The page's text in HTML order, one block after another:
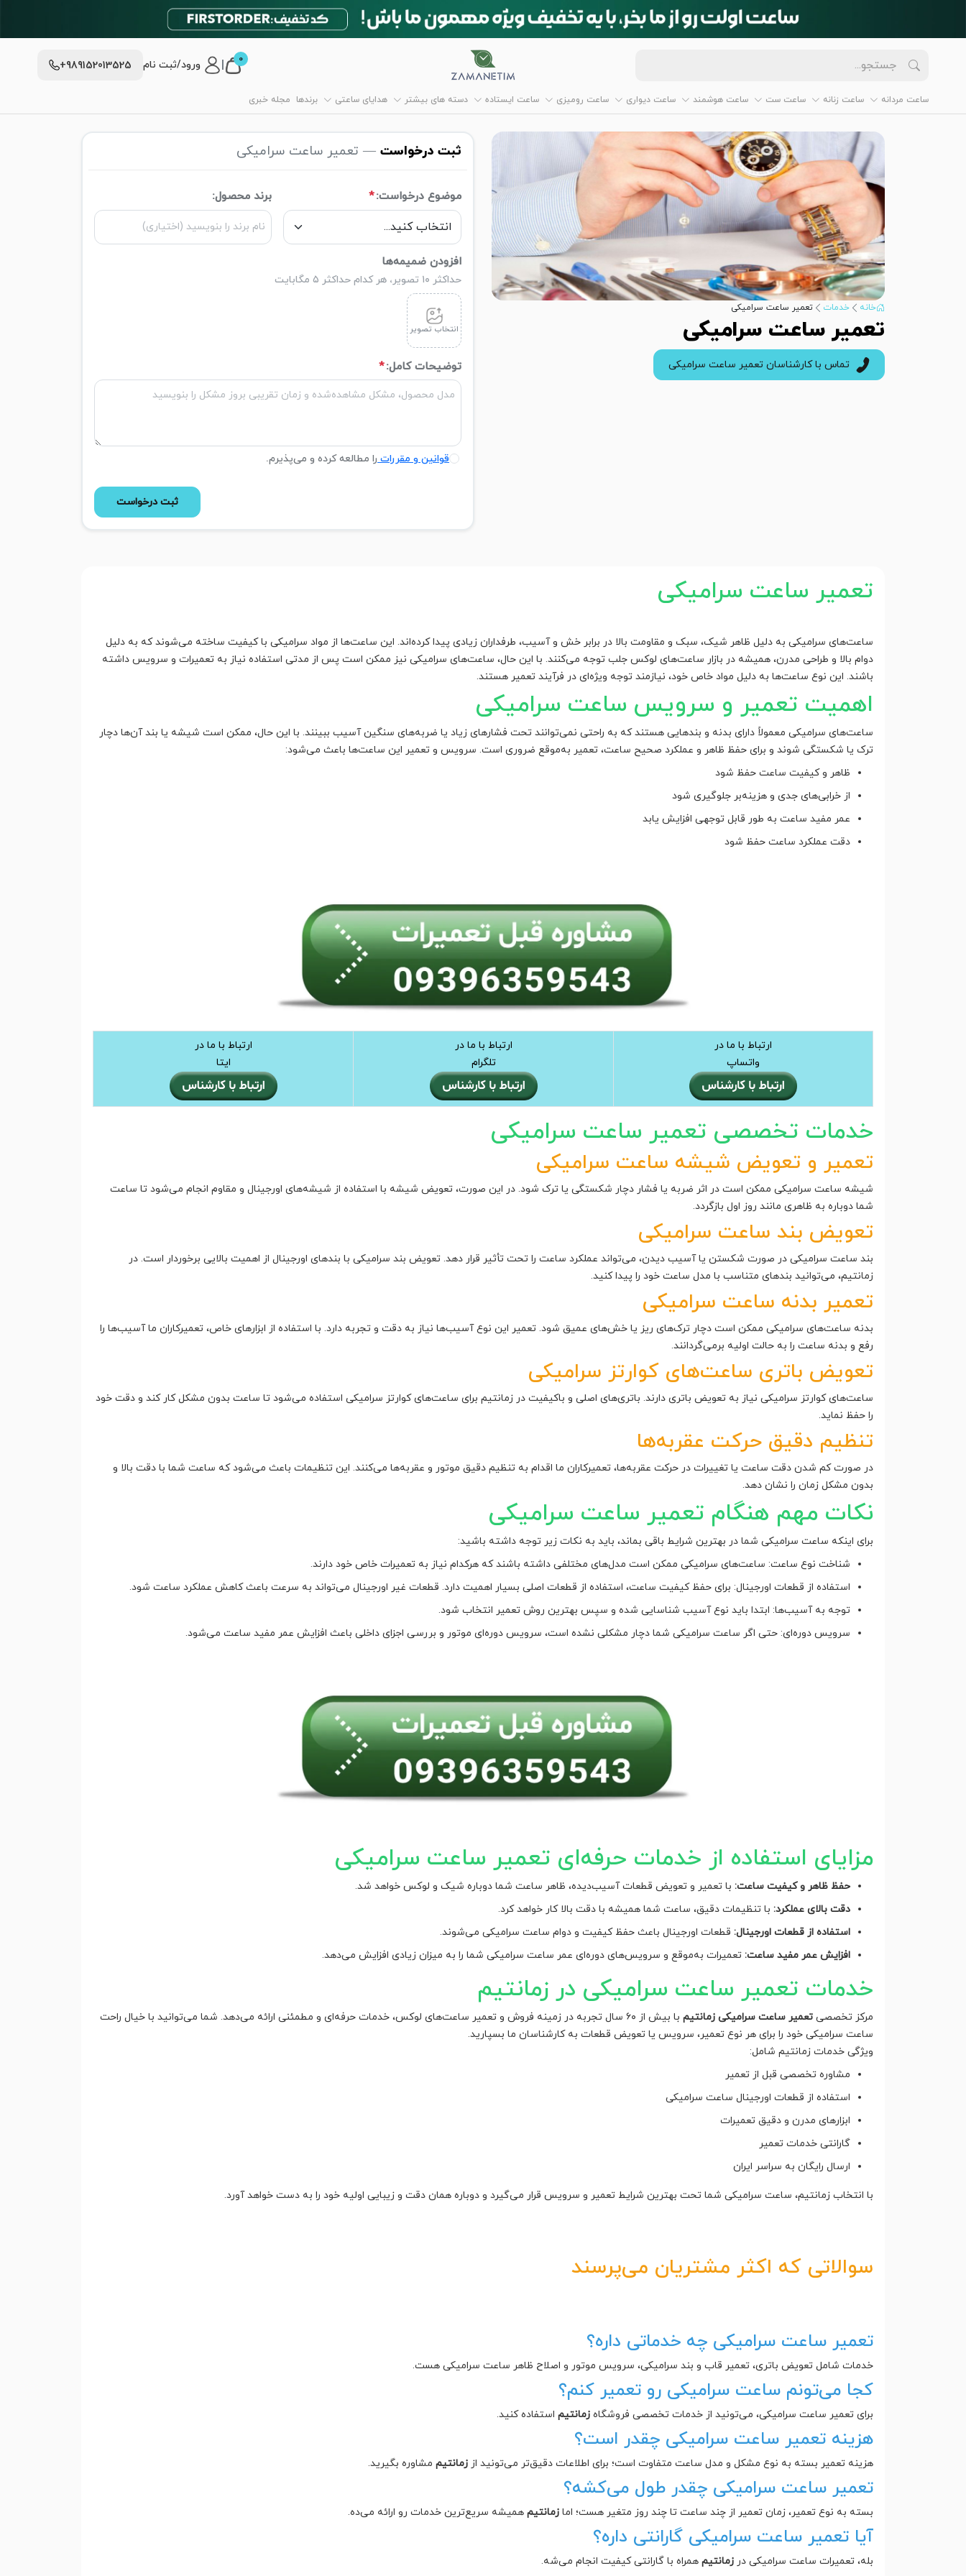
0 ورود/ثبت نام +989152013525
ساعت مردانه ساعت زنانه ساعت ست ساعت هوشمند ساعت دیواری ساعت رومیزی ساعت ایستاده دسته های بیشتر هدایای ساعتی برندها مجله خبری
خانه خدمات تعمیر ساعت سرامیکی
تعمیر ساعت سرامیکی
تماس با کارشناسان تعمیر ساعت سرامیکی
ثبت درخواست — تعمیر ساعت سرامیکی
موضوع درخواست:* برند محصول:
افزودن ضمیمه‌ها
حداکثر ۱۰ تصویر، هر کدام حداکثر ۵ مگابایت
انتخاب تصویر
توضیحات کامل:*
قوانین و مقررات را مطالعه کرده و می‌پذیرم.
ثبت درخواست
تعمیر ساعت سرامیکی
ساعت‌های سرامیکی به دلیل ظاهر شیک، سبک و مقاومت بالا در برابر خش و آسیب، طرفداران زیادی پیدا کرده‌اند. این ساعت‌ها از مواد سرامیکی با کیفیت ساخته می‌شوند که به دلیل
دوام بالا و طراحی مدرن، همیشه در بازار ساعت‌های لوکس جلب توجه می‌کنند. با این حال، ساعت‌های سرامیکی نیز ممکن است پس از مدتی استفاده نیاز به تعمیرات و سرویس داشته
باشند. این نوع ساعت‌ها به دلیل مواد خاص خود، نیازمند توجه ویژه‌ای در فرآیند تعمیر هستند.
اهمیت تعمیر و سرویس ساعت سرامیکی
ساعت‌های سرامیکی معمولاً دارای بدنه و بندهایی هستند که به راحتی نمی‌توانند تحت فشارهای زیاد یا ضربه‌های سنگین آسیب ببینند. با این حال، ممکن است شیشه یا بند آن‌ها دچار
ترک یا شکستگی شوند و برای حفظ ظاهر و عملکرد صحیح ساعت، تعمیر به‌موقع ضروری است. سرویس و تعمیر این ساعت‌ها باعث می‌شود:
ظاهر و کیفیت ساعت حفظ شود
از خرابی‌های جدی و هزینه‌بر جلوگیری شود
عمر مفید ساعت به طور قابل توجهی افزایش یابد
دقت عملکرد ساعت حفظ شود
ارتباط با ما در
واتساپ
ارتباط با ما در
تلگرام
ارتباط با ما در
ایتا
خدمات تخصصی تعمیر ساعت سرامیکی
تعمیر و تعویض شیشه ساعت سرامیکی
شیشه ساعت سرامیکی ممکن است در اثر ضربه یا فشار دچار شکستگی یا ترک شود. در این صورت، تعویض شیشه با استفاده از شیشه‌های اورجینال و مقاوم انجام می‌شود تا ساعت
شما دوباره به ظاهری مانند روز اول بازگردد.
تعویض بند ساعت سرامیکی
بند ساعت سرامیکی در صورت شکستن یا آسیب دیدن، می‌تواند عملکرد ساعت را تحت تأثیر قرار دهد. تعویض بند سرامیکی با بندهای اورجینال از اهمیت بالایی برخوردار است. در
زمانتیم، می‌توانید بندهای متناسب با مدل ساعت خود را پیدا کنید.
تعمیر بدنه ساعت سرامیکی
بدنه ساعت‌های سرامیکی ممکن است دچار ترک‌های ریز یا خش‌های عمیق شود. تعمیر این نوع آسیب‌ها نیاز به دقت و تجربه دارد. با استفاده از ابزارهای خاص، تعمیرکاران ما آسیب‌ها را
رفع و بدنه ساعت را به حالت اولیه برمی‌گردانند.
تعویض باتری ساعت‌های کوارتز سرامیکی
ساعت‌های کوارتز سرامیکی نیاز به تعویض باتری دارند. باتری‌های اصلی و باکیفیت در زمانتیم برای ساعت‌های کوارتز سرامیکی استفاده می‌شود تا ساعت بدون مشکل کار کند و دقت خود
را حفظ نماید.
تنظیم دقیق حرکت عقربه‌ها
در صورت کم شدن دقت ساعت یا تغییرات در حرکت عقربه‌ها، تعمیرکاران ما اقدام به تنظیم دقیق موتور و عقربه‌ها می‌کنند. این تنظیمات باعث می‌شود که ساعت شما با دقت بالا و
بدون مشکل زمان را نشان دهد.
نکات مهم هنگام تعمیر ساعت سرامیکی
برای اینکه ساعت سرامیکی شما در بهترین شرایط باقی بماند، باید به نکات زیر توجه داشته باشید:
شناخت نوع ساعت: ساعت‌های سرامیکی ممکن است مدل‌های مختلفی داشته باشند که هرکدام نیاز به تعمیرات خاص خود دارند.
استفاده از قطعات اورجینال: برای حفظ کیفیت ساعت، استفاده از قطعات اصلی بسیار اهمیت دارد. قطعات غیر اورجینال می‌تواند به سرعت باعث کاهش عملکرد ساعت شود.
توجه به آسیب‌ها: ابتدا باید نوع آسیب شناسایی شده و سپس بهترین روش تعمیر انتخاب شود.
سرویس دوره‌ای: حتی اگر ساعت سرامیکی شما دچار مشکلی نشده است، سرویس دوره‌ای موتور و بررسی اجزای داخلی باعث افزایش عمر مفید ساعت می‌شود.
مزایای استفاده از خدمات حرفه‌ای تعمیر ساعت سرامیکی
حفظ ظاهر و کیفیت ساعت: با تعمیر و تعویض قطعات آسیب‌دیده، ظاهر ساعت شما دوباره شیک و لوکس خواهد شد.
دقت بالای عملکرد: با تنظیمات دقیق، ساعت شما همیشه با دقت بالا کار خواهد کرد.
استفاده از قطعات اورجینال: قطعات اورجینال باعث حفظ کیفیت و دوام ساعت سرامیکی می‌شوند.
افزایش عمر مفید ساعت: تعمیرات به‌موقع و سرویس‌های دوره‌ای عمر ساعت سرامیکی شما را به میزان زیادی افزایش می‌دهد.
خدمات تعمیر ساعت سرامیکی در زمانتیم
مرکز تخصصی تعمیر ساعت سرامیکی زمانتیم
با بیش از ۶۰ سال تجربه در زمینه فروش و تعمیر ساعت‌های لوکس، خدمات حرفه‌ای و مطمئنی ارائه می‌دهد. شما می‌توانید با خیال راحت
ساعت سرامیکی خود را برای هر نوع تعمیر، سرویس یا تعویض قطعات به کارشناسان ما بسپارید.
ویژگی خدمات زمانتیم شامل:
مشاوره تخصصی قبل از تعمیر
استفاده از قطعات اورجینال ساعت سرامیکی
ابزارهای مدرن و دقیق تعمیرات
گارانتی خدمات تعمیر
ارسال رایگان به سراسر ایران
با انتخاب زمانتیم، ساعت سرامیکی شما تحت بهترین شرایط تعمیر و سرویس قرار می‌گیرد و دوباره همان دقت و زیبایی اولیه خود را به دست خواهد آورد.
سوالاتی که اکثر مشتریان می‌پرسند
تعمیر ساعت سرامیکی چه خدماتی داره؟
خدمات شامل تعویض باتری، تعمیر قاب و بند سرامیکی، سرویس موتور و اصلاح ظاهر ساعت سرامیکی هست.
کجا می‌تونم ساعت سرامیکی رو تعمیر کنم؟
برای تعمیر ساعت سرامیکی، می‌تونید از خدمات تخصصی فروشگاه زمانتیماستفاده کنید.
هزینه تعمیر ساعت سرامیکی چقدر است؟
هزینه تعمیر بسته به نوع مشکل و مدل ساعت متفاوت است؛ برای اطلاعات دقیق‌تر می‌تونید از زمانتیممشاوره بگیرید.
تعمیر ساعت سرامیکی چقدر طول می‌کشه؟
بسته به نوع تعمیر، زمان تعمیر از چند ساعت تا چند روز متغیر هست؛ اما زمانتیمهمیشه سریع‌ترین خدمات رو ارائه می‌ده.
آیا تعمیر ساعت سرامیکی گارانتی داره؟
بله، تعمیرات ساعت سرامیکی در زمانتیمهمراه با گارانتی کیفیت انجام می‌شه.